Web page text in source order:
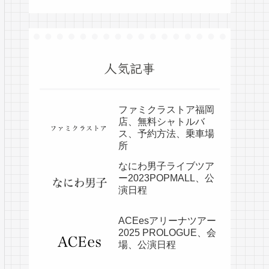
人気記事
ファミクラストア福岡
店、無料シャトルバ
ス、予約方法、乗車場
所
なにわ男子ライブツア
ー2023POPMALL、公
演日程
ACEesアリーナツアー
2025 PROLOGUE、会
場、公演日程